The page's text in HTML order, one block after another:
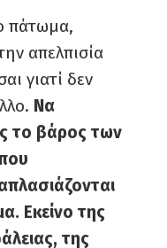
πάτωμα,
απελπισία
γιατί δεν
Να
το βάρος των
Εκείνο της
της